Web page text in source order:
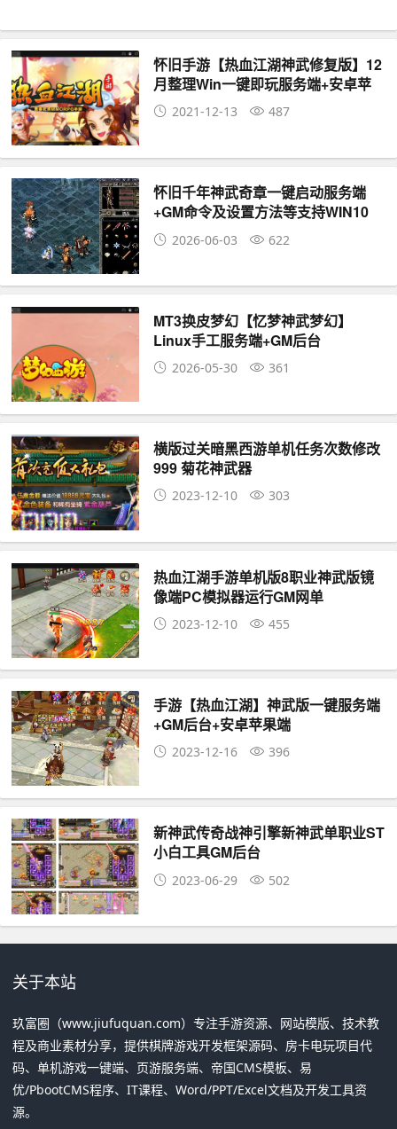
怀旧手游【热血江湖神武修复版】12
月整理Win一键即玩服务端+安卓苹
果双端
2021-12-13 487
怀旧千年神武奇章一键启动服务端
+GM命令及设置方法等支持WIN10
2026-06-03 622
MT3换皮梦幻【忆梦神武梦幻】
Linux手工服务端+GM后台
2026-05-30 361
横版过关暗黑西游单机任务次数修改
999 菊花神武器
2023-12-10 303
热血江湖手游单机版8职业神武版镜
像端PC模拟器运行GM网单
2023-12-10 455
手游【热血江湖】神武版一键服务端
+GM后台+安卓苹果端
2023-12-16 396
新神武传奇战神引擎新神武单职业ST
小白工具GM后台
2023-06-29 502
关于本站
玖富圈（www.jiufuquan.com）专注手游资源、网站模版、技术教
程及商业素材分享，提供棋牌游戏开发框架源码、房卡电玩项目代
码、单机游戏一键端、页游服务端、帝国CMS模板、易
优/PbootCMS程序、IT课程、Word/PPT/Excel文档及开发工具资
源。